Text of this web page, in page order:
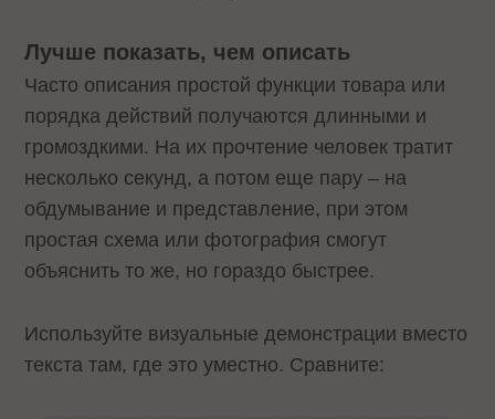
Лучше показать, чем описать
Часто описания простой функции товара или
порядка действий получаются длинными и
громоздкими. На их прочтение человек тратит
несколько секунд, а потом еще пару – на
обдумывание и представление, при этом
простая схема или фотография смогут
объяснить то же, но гораздо быстрее.
Используйте визуальные демонстрации вместо
текста там, где это уместно. Сравните: